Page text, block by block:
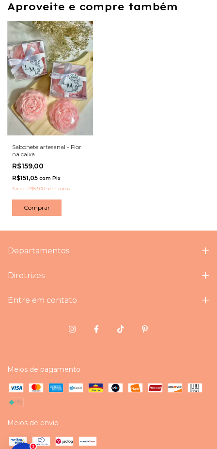
2
Aproveite e compre também
Sabonete artesanal - Flor
na caixa
R$159,00
R$151,05 com Pix
3 x de R$53,00 sem juros
Comprar
Departamentos
Diretrizes
Entre em contato
Meios de pagamento
Meios de envio